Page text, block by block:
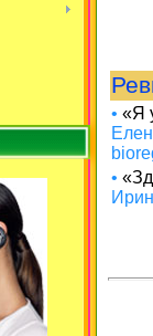
• «Я
•